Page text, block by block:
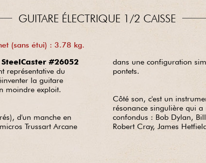
GUITARE ÉLECTRIQUE 1/2 CAISSE
(sans étui) : 3.78 kg.
SteelCaster #26052
représentative du
la guitare
moindre exploit.
d'un manche en
Trussart Arcane
dans une configuration
pontets.
Côté son, c'est un
résonance singulière qui
confondus : Bob Dylan,
Robert Cray, James